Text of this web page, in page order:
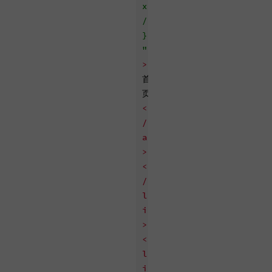
x
/
}
"
>
首
页
<
/
a
>
<
/
l
i
>
<
l
i